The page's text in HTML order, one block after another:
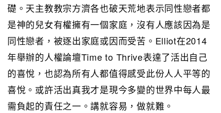
礎。天主教教宗方濟各也破天荒地表示同性戀者都
是神的兒女有權擁有一個家庭，沒有人應該因為是
同性戀者，被逐出家庭或因而受苦。Elliot在2014
年舉辦的人權論壇Time to Thrive表達了活出自己
的喜悅，也認為所有人都值得感受此份人人平等的
喜悅。或許活出真我才是現今多變的世界中每人最
需負起的責任之一。講就容易，做就難。